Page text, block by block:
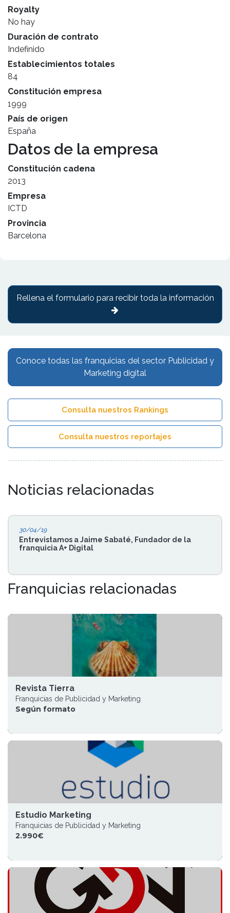
Royalty
No hay
Duración de contrato
Indefinido
Establecimientos totales
84
Constitución empresa
1999
País de origen
España
Datos de la empresa
Constitución cadena
2013
Empresa
ICTD
Provincia
Barcelona
Conoce todas las franquicias del sector Publicidad y
Marketing digital
Consulta nuestros Rankings
Consulta nuestros reportajes
Noticias relacionadas
30/04/19
Entrevistamos a Jaime Sabaté, Fundador de la
franquicia A+ Digital
Franquicias relacionadas
Revista Tierra
Franquicias de Publicidad y Marketing
Según formato
Estudio Marketing
Franquicias de Publicidad y Marketing
2.990€